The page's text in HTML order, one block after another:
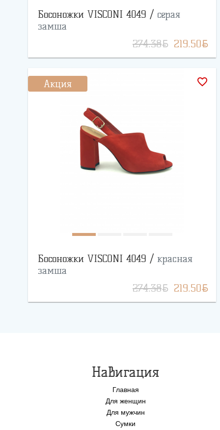
Босоножки VISCONI 4049 / серая
замша
274.38BYN 219.50BYN
Акция favorite_border
Босоножки VISCONI 4049 / красная
замша
274.38BYN 219.50BYN
Навигация
Главная
Для женщин
Для мужчин
Сумки